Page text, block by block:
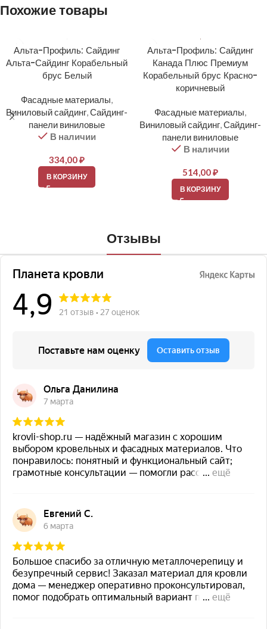
Похожие товары
Альта-Профиль: Сайдинг
Альта-Сайдинг Корабельный
брус Белый
Фасадные материалы,
Виниловый сайдинг,Сайдинг-
панели виниловые
В наличии
334,00₽
В КОРЗИНУ
Альта-Профиль: Сайдинг
Канада Плюс Премиум
Корабельный брус Красно-
коричневый
Фасадные материалы,
Виниловый сайдинг,Сайдинг-
панели виниловые
В наличии
514,00₽
В КОРЗИНУ
Отзывы